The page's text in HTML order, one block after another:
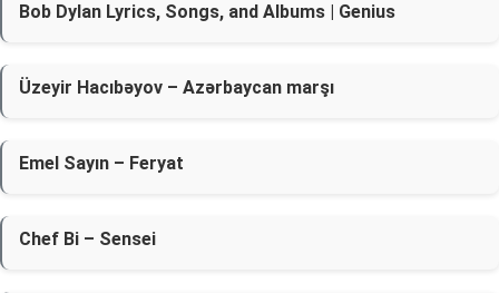
Bob Dylan Lyrics, Songs, and Albums | Genius
Üzeyir Hacıbəyov – Azərbaycan marşı
Emel Sayın – Feryat
Chef Bi – Sensei